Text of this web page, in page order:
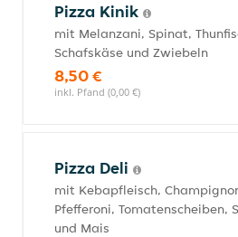
Pizza Kinik
mit Melanzani, Spinat,
Schafskäse und Zwiebeln
8,50 €
inkl. Pfand (0,00 €)
Pizza Deli
mit Kebapfleisch,
Pfefferoni, Tomatenscheiben,
und Mais